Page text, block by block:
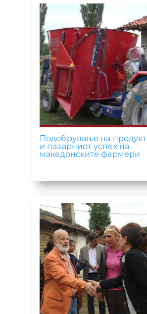
Подобрување на
и пазарниот успех на
македонските фармери